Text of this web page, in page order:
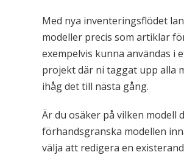
Med nya inventeringsflödet
modeller precis som artiklar
exempelvis kunna användas i
projekt där ni taggat upp alla
ihåg det till nästa gång.
Är du osäker på vilken modell
förhandsgranska modellen
välja att redigera en